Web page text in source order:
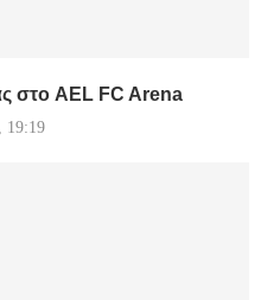
στο AEL FC Arena
19:19